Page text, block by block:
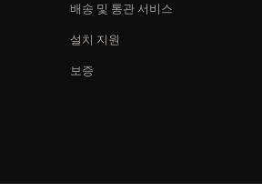
배송 및 통관 서비스
설치 지원
보증